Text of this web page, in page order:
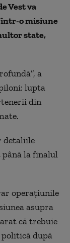
Vest va
într-o misiune
state,
a
lupta
din
detaliile
până la finalul
operaţiunile
asupra
că trebuie
după